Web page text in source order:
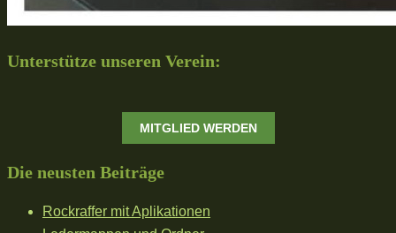
Unterstütze unseren Verein:
MITGLIED WERDEN
Die neusten Beiträge
Rockraffer mit Aplikationen